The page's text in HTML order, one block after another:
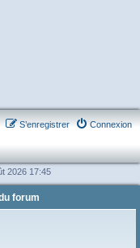
Connexion
S’enregistrer
2026 17:45
forum